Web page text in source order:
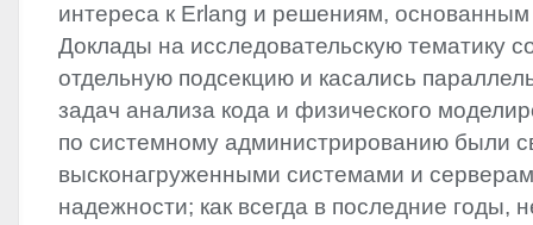
интереса к Erlang и решениям,
Доклады на исследовательскую тематику
отдельную подсекцию и касались
задач анализа кода и физического
по системному администрированию были
высконагруженными системами и
надежности; как всегда в последние годы,